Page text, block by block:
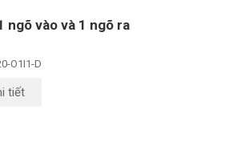
ngõ vào và 1 ngõ ra
O1I1-D
tiết